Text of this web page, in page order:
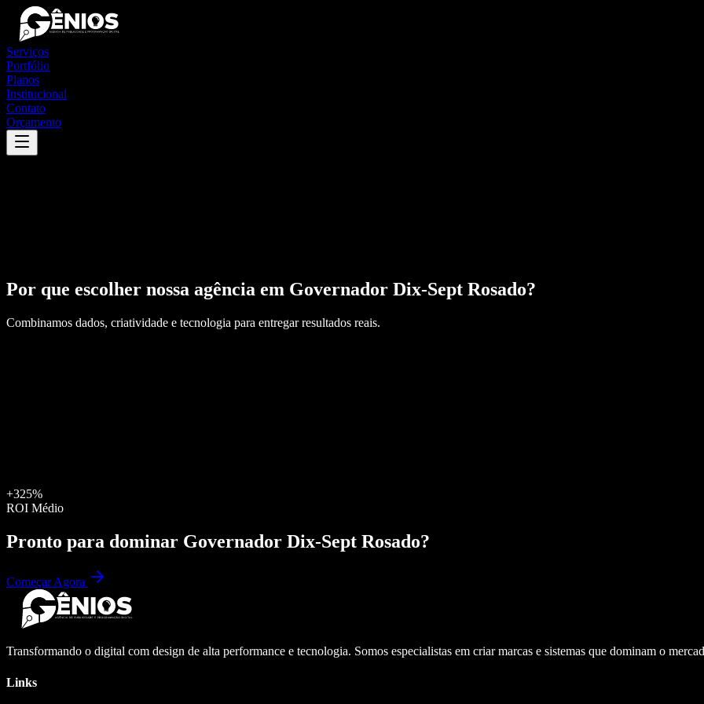
Serviços
Portfólio
Planos
Institucional
Contato
Orçamento
Por que escolher nossa agência em Governador Dix-Sept Rosado?
Combinamos dados, criatividade e tecnologia para entregar resultados reais.
+325%
ROI Médio
Pronto para dominar Governador Dix-Sept Rosado?
Começar Agora
Transformando o digital com design de alta performance e tecnologia. Somos especialistas em criar marcas e sistemas que dominam o
Links